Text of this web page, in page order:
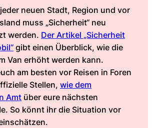
neuen Stadt, Region und vor
muss „Sicherheit“ neu
werden. Der Artikel „Sicherheit
gibt einen Überblick, wie die
Van erhöht werden kann.
am besten vor Reisen in Foren
Stellen, wie dem
Amt über eure nächsten
So könnt ihr die Situation vor